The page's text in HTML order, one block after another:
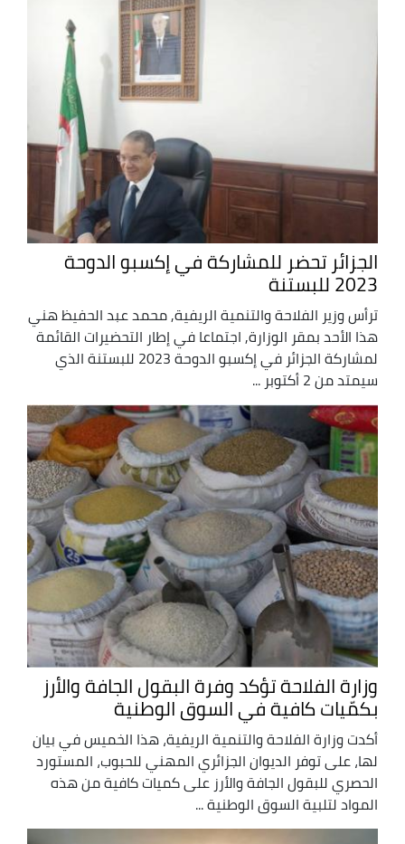
الجزائر تحضر للمشاركة في إكسبو الدوحة
2023 للبستنة
ترأس وزير الفلاحة والتنمية الريفية, محمد عبد الحفيظ هني
هذا الأحد بمقر الوزارة, اجتماعا في إطار التحضيرات القائمة
لمشاركة الجزائر في إكسبو الدوحة 2023 للبستنة الذي
سيمتد من 2 أكتوبر ...
وزارة الفلاحة تؤكد وفرة البقول الجافة والأرز
بكمّيات كافية في السوق الوطنية
أكدت وزارة الفلاحة والتنمية الريفية، هذا الخميس في بيان
لها، على توفر الديوان الجزائري المهني للحبوب، المستورد
الحصري للبقول الجافة والأرز على كميات كافية من هذه
المواد لتلبية السوق الوطنية ...